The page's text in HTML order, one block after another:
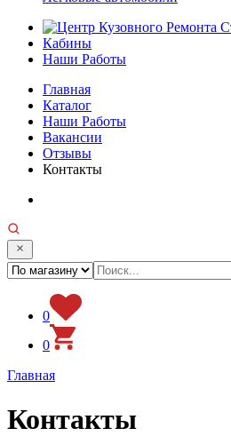
Кабины
Наши Работы
Главная
Каталог
Наши Работы
Вакансии
Отзывы
Контакты
0
0
Главная
Контакты